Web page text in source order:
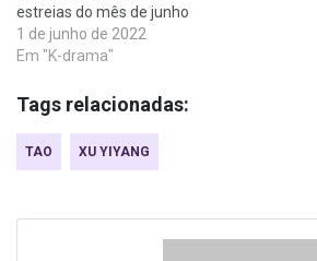
estreias do mês de junho
1 de junho de 2022
Em "K-drama"
Tags relacionadas:
TAO XU YIYANG